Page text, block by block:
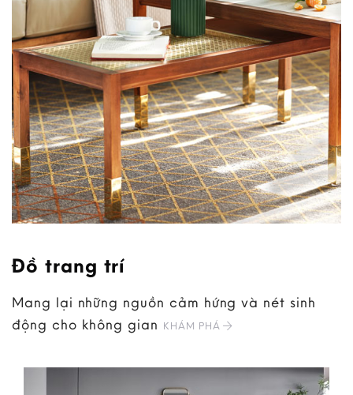
Đồ trang trí
Mang lại những nguồn cảm hứng và nét sinh
động cho không gian KHÁM PHÁ